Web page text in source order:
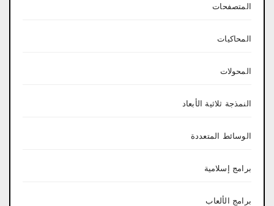
المتصفحات
المحاكيات
المحولات
النمذجة ثلاثية الأبعاد
الوسائط المتعددة
برامج إسلامية
برامج الألعاب